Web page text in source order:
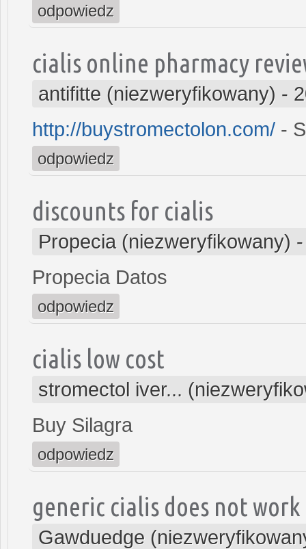
odpowiedz
cialis online pharmacy
antifitte (niezweryfikowany) -
http://buystromectolon.com/ -
odpowiedz
discounts for cialis
Propecia (niezweryfikowany)
Propecia Datos
odpowiedz
cialis low cost
stromectol iver...
Buy Silagra
odpowiedz
generic cialis does not work
Gawduedge